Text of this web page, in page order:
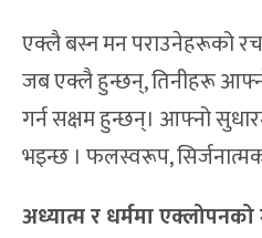
एक्लै बस्न मन पराउनेहरूको
जब एक्लै हुन्छन्, तिनीहरू
गर्न सक्षम हुन्छन्। आफ्नो
भइन्छ । फलस्वरूप,
अध्यात्म र धर्ममा